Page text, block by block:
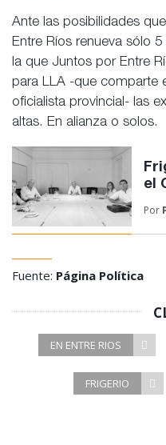
Ante las posibilidades
Entre Ríos renueva sólo
la que Juntos por Entre
para LLA -que comparte
oficialista provincial- las
altas. En alianza o solos.
el
Por
Fuente: Página Política
EN ENTRE RIOS
FRIGERIO